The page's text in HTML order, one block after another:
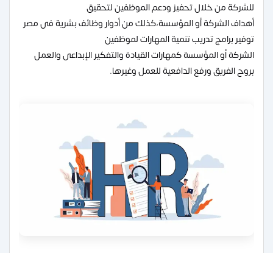
للشركة من خلال تحفيز ودعم الموظفين لتحقيق
أهداف الشركة أو المؤسسة،كذلك من أدوار وظائف بشرية فى مصر
توفير برامج تدريب تنمية المهارات لموظفين
الشركة أو المؤسسة كمهارات القيادة والتفكير الإبداعى والعمل
بروح الفريق ورفع الدافعية للعمل وغيرها.